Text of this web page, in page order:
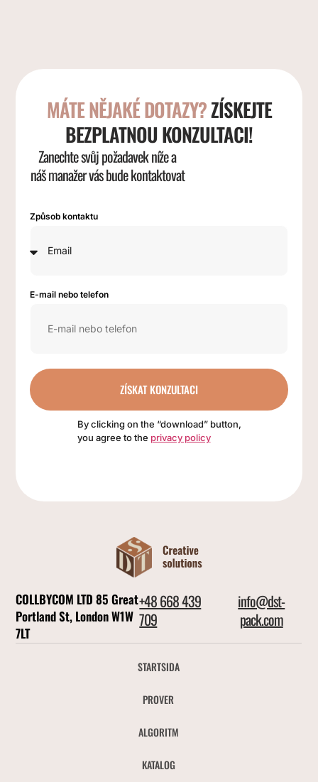
MÁTE NĚJAKÉ DOTAZY?ZÍSKEJTE
BEZPLATNOU KONZULTACI!
Zanechte svůj požadavek níže a
náš manažer vás bude kontaktovat
Způsob kontaktu
E-mail nebo telefon
ZÍSKAT KONZULTACI
By clicking on the “download” button,
you agree to the privacy policy
COLLBYCOM LTD 85 Great
Portland St, London W1W
7LT
+48 668 439
709
info@dst-
pack.com
STARTSIDA
PROVER
ALGORITM
KATALOG